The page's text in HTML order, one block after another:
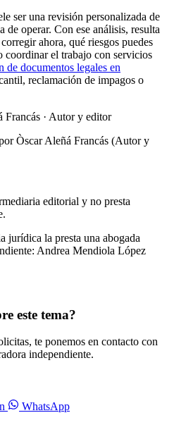
ser una revisión personalizada de
operar. Con ese análisis, resulta
ahora, qué riesgos puedes
coordinar el trabajo con servicios
de documentos legales en
reclamación de impagos o
Francás · Autor y editor
Òscar Aleñá Francás (Autor y
editorial y no presta
jurídica la presta una abogada
Andrea Mendiola López
este tema?
te ponemos en contacto con
independiente.
WhatsApp